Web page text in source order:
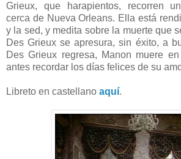
Grieux, que harapientos, recorren
cerca de Nueva Orleans. Ella está
y la sed, y medita sobre la muerte que
Des Grieux se apresura, sin éxito, a
Des Grieux regresa, Manon muere
antes recordar los días felices de su
Libreto en castellano aquí.